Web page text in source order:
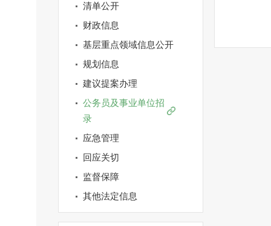
清单公开
财政信息
基层重点领域信息公开
规划信息
建议提案办理
公务员及事业单位招
录
应急管理
回应关切
监督保障
其他法定信息